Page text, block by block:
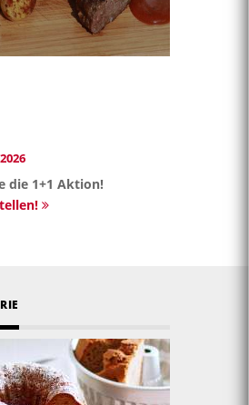
die 1+1 Aktion!